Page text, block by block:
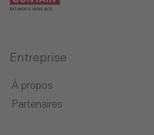
Entreprise
À propos
Partenaires